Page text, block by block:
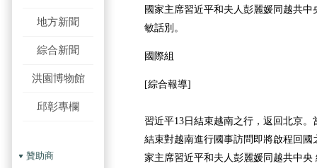
地方新聞
綜合新聞
洪園博物館
邱彰專欄
贊助商
國家主席習近平和夫人彭麗媛同越共
敏話別。
國際組
[綜合報導]
習近平13日結束越南之行，返回北京。
結束對越南進行國事訪問即將啟程回
家主席習近平和夫人彭麗媛同越共中